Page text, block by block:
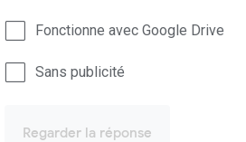
Fonctionne avec Google Drive
Sans publicité
Regarder la réponse